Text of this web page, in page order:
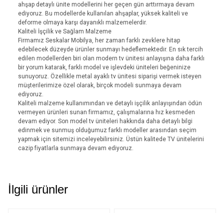
ahşap detaylı ünite modellerini her geçen gün arttırmaya devam
ediyoruz. Bu modellerde kullanılan ahşaplar, yüksek kaliteli ve
deforme olmaya karşı dayanıklı malzemelerdir.
Kaliteli İşçilik ve Sağlam Malzeme
Firmamız Seskalar Mobilya, her zaman farklı zevklere hitap
edebilecek düzeyde ürünler sunmayı hedeflemektedir. En sık tercih
edilen modellerden biri olan modern tv ünitesi anlayışına daha farklı
bir yorum katarak, farklı model ve işlevdeki üniteleri beğeninize
sunuyoruz. Özellikle metal ayaklı tv ünitesi siparişi vermek isteyen
müşterilerimize özel olarak, birçok modeli sunmaya devam
ediyoruz.
Kaliteli malzeme kullanımından ve detaylı işçilik anlayışından ödün
vermeyen ürünleri sunan firmamız, çalışmalarına hız kesmeden
devam ediyor. Son model tv üniteleri hakkında daha detaylı bilgi
edinmek ve sunmuş olduğumuz farklı modeller arasından seçim
yapmak için sitemizi inceleyebilirsiniz. Üstün kalitede TV ünitelerini
cazip fiyatlarla sunmaya devam ediyoruz.
İlgili ürünler